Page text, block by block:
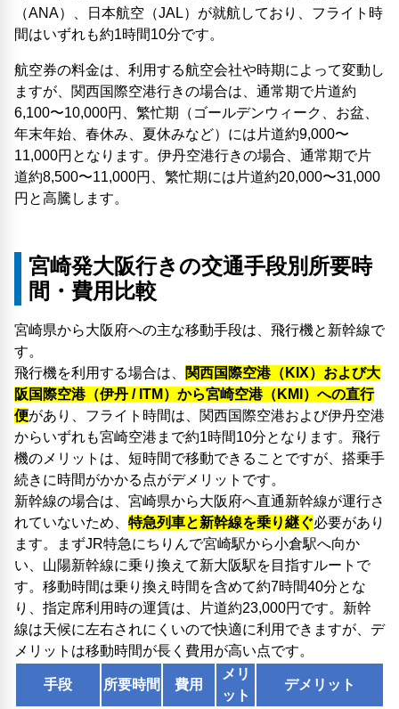
（ANA）、日本航空（JAL）が就航しており、フライト時
間はいずれも約1時間10分です。
航空券の料金は、利用する航空会社や時期によって変動し
ますが、関西国際空港行きの場合は、通常期で片道約
6,100〜10,000円、繁忙期（ゴールデンウィーク、お盆、
年末年始、春休み、夏休みなど）には片道約9,000〜
11,000円となります。伊丹空港行きの場合、通常期で片
道約8,500〜11,000円、繁忙期には片道約20,000〜31,000
円と高騰します。
宮崎発大阪行きの交通手段別所要時
間・費用比較
宮崎県から大阪府への主な移動手段は、飛行機と新幹線で
す。
飛行機を利用する場合は、
関西国際空港（KIX）および大
阪国際空港（伊丹 / ITM）から宮崎空港（KMI）への直行
便があり、フライト時間は、関西国際空港および伊丹空港
からいずれも宮崎空港まで約1時間10分となります。飛行
機のメリットは、短時間で移動できることですが、搭乗手
続きに時間がかかる点がデメリットです。
新幹線の場合は、宮崎県から大阪府へ直通新幹線が運行さ
れていないため、 特急列車と新幹線を乗り継ぐ必要があり
ます。まずJR特急にちりんで宮崎駅から小倉駅へ向か
い、山陽新幹線に乗り換えて新大阪駅を目指すルートで
す。移動時間は乗り換え時間を含めて約7時間40分とな
り、指定席利用時の運賃は、片道約23,000円です。新幹
線は天候に左右されにくいので快適に利用できますが、デ
メリットは移動時間が長く費用が高い点です。
手段 所要時間 費用
メリ
ット
デメリット